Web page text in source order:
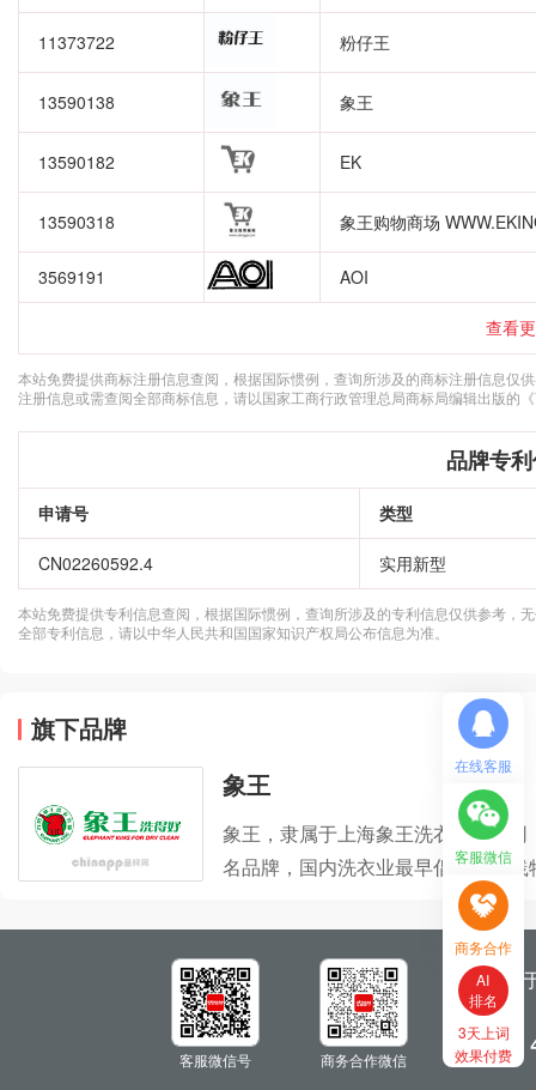
11373722 粉仔王
13590138 象王
13590182 EK
13590318 象王购物商场
3569191 AOI
查看
本站免费提供商标注册信息查阅，根据国际惯例，查询所涉及的商标注册信息仅
注册信息或需查阅全部商标信息，请以国家工商行政管理总局商标局编辑出版的
品牌专
申请号 类型
CN02260592.4 实用新型
本站免费提供专利信息查阅，根据国际惯例，查询所涉及的专利信息仅供参考，
全部专利信息，请以中华人民共和国国家知识产权局公布信息为准。
旗下品牌
象王
象王，隶属于上海象王洗衣有限公
名品牌，国内洗衣业最早倡导并实
客服微信号 商务合作微信
关
服务热线：
在线客服
客服微信
商务合作
AI
排名
3天上词
效果付费